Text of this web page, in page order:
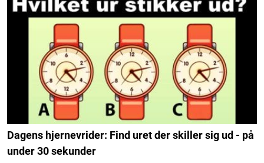
Dagens hjernevrider: Find uret der skiller sig ud - på
under 30 sekunder